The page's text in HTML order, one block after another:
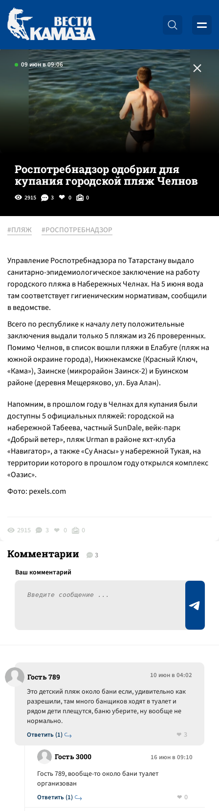
09 июн в 09:06
Роспотребнадзор одобрил для
купания городской пляж Челнов
2915 3 0 0
#ПЛЯЖ #РОСПОТРЕБНАДЗОР
Управление Роспотребнадзора по Татарстану выдало
санитарно-эпидемиологическое заключение на работу
городского пляжа в Набережных Челнах. На 5 июня вода
там соответствует гигиеническим нормативам, сообщили
в ведомстве.
Всего по республике к началу лету положительные
заключения выдали только 5 пляжам из 26 проверенных.
Помимо Челнов, в список вошли пляжи в Елабуге (пляж на
южной окраине города), Нижнекамске (Красный Ключ,
«Кама»), Заинске (микрорайон Заинск-2) и Буинском
районе (деревня Мещеряково, ул. Буа Алан).
Напомним, в прошлом году в Челнах для купания были
доступны 5 официальных пляжей: городской на
набережной Табеева, частный SunDale, вейк-парк
«Добрый ветер», пляж Urman в районе яхт-клуба
«Навигатор», а также «Су Анасы» у набережной Тукая, на
территории которого в прошлом году открылся комплекс
«Оазис».
Фото: pexels.com
2915 3 0 0
Комментарии 3
Гость 789 10 июн в 04:02
Ответить (1)
Это детский пляж около бани если, удивительно как
разрешили, там много банщиков ходят в туалет и
рядом дети плещутся, баню уберите, ну вообще не
нормально.
3
Гость 3000 16 июн в 09:10
Ответить (1)
Гость 789, вообще-то около бани туалет
организован
0